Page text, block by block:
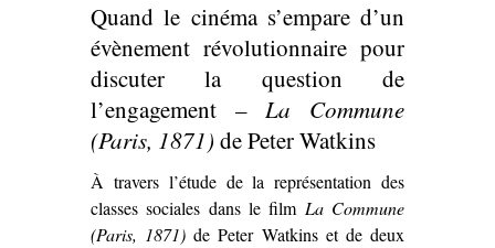
Quand le cinéma s’empare d’un
évènement révolutionnaire pour
discuter la question de
l’engagement –La Commune
(Paris, 1871) de Peter Watkins
À travers l’étude de la représentation des
classes sociales dans le film La Commune
(Paris, 1871) de Peter Watkins et de deux